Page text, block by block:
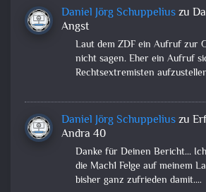
Daniel Jörg Schuppeliuszu
Angst
Laut dem ZDF ein Aufruf zur
nicht sagen. Eher ein Aufruf
Rechtsextremisten
Daniel Jörg Schuppeliuszu
Andra 40
Danke für Deinen Bericht...
die Mach1 Felge auf meinem
bisher ganz zufrieden damit.…